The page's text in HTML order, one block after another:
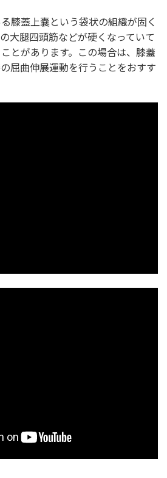
膝蓋上嚢という袋状の組織が固く
大腿四頭筋などが硬くなっていて
とがあります。この場合は、膝蓋
屈曲伸展運動を行うことをおすす